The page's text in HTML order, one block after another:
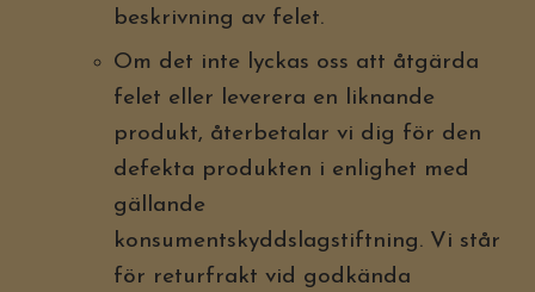
beskrivning av felet.
Om det inte lyckas oss att åtgärda
felet eller leverera en liknande
produkt, återbetalar vi dig för den
defekta produkten i enlighet med
gällande
konsumentskyddslagstiftning. Vi står
för returfrakt vid godkända